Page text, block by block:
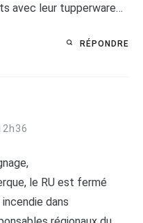
avec leur tupperware…
RÉPONDRE
le RU est fermé
dans